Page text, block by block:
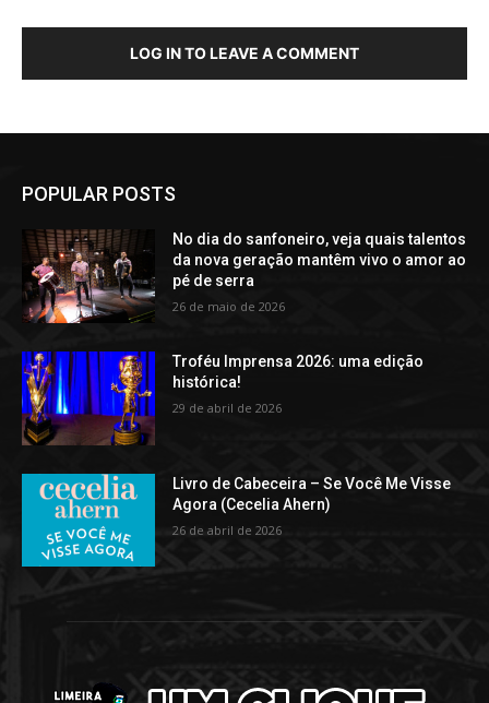
LOG IN TO LEAVE A COMMENT
POPULAR POSTS
No dia do sanfoneiro, veja quais talentos
da nova geração mantêm vivo o amor ao
pé de serra
26 de maio de 2026
Troféu Imprensa 2026: uma edição
histórica!
29 de abril de 2026
Livro de Cabeceira – Se Você Me Visse
Agora (Cecelia Ahern)
26 de abril de 2026